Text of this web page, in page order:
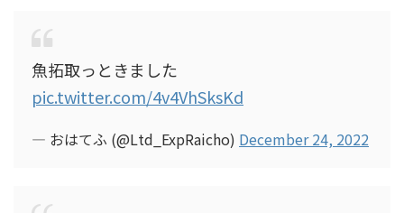
魚拓取っときました
pic.twitter.com/4v4VhSksKd
— おはてふ (@Ltd_ExpRaicho) December 24, 2022